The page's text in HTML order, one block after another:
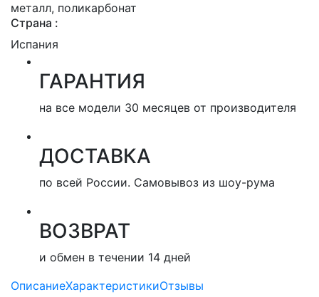
металл, поликарбонат
Страна :
Испания
ГАРАНТИЯ
на все модели 30 месяцев от производителя
ДОСТАВКА
по всей России. Самовывоз из шоу-рума
ВОЗВРАТ
и обмен в течении 14 дней
ОписаниеХарактеристикиОтзывы